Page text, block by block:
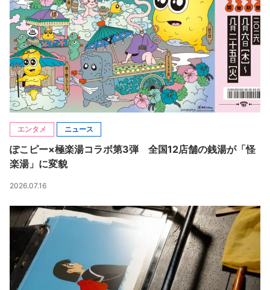
エンタメ ニュース
ぽこピー×極楽湯コラボ第3弾 全国12店舗の銭湯が「怪
楽湯」に変貌
2026.07.16